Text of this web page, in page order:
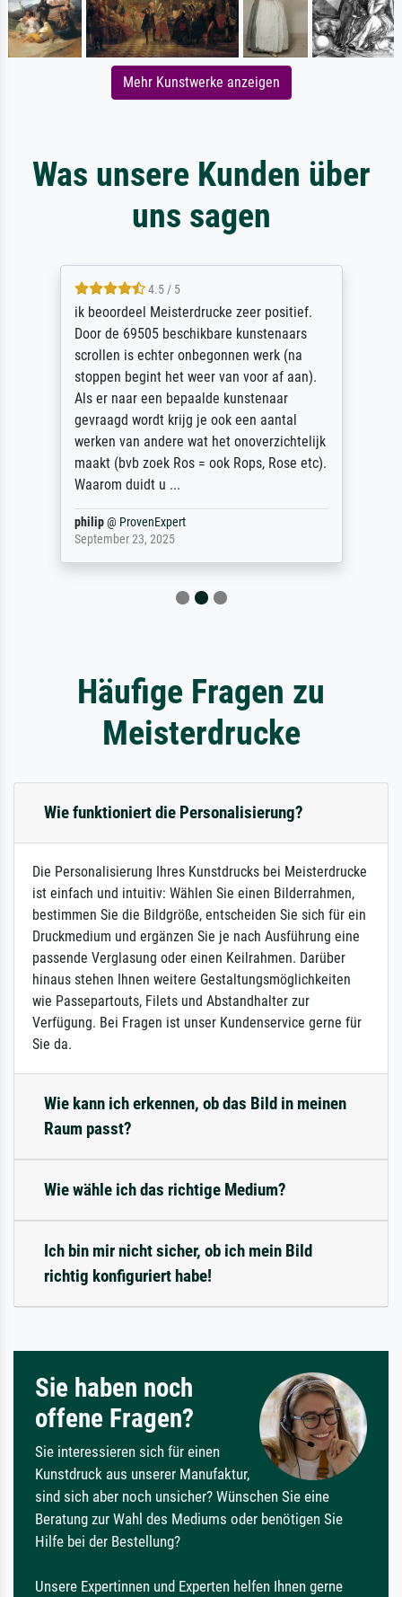
Mehr Kunstwerke anzeigen
Was unsere Kunden über
uns sagen
4.5 / 5
ik beoordeel Meisterdrucke zeer positief.
Door de 69505 beschikbare kunstenaars
scrollen is echter onbegonnen werk (na
stoppen begint het weer van voor af aan).
Als er naar een bepaalde kunstenaar
gevraagd wordt krijg je ook een aantal
werken van andere wat het onoverzichtelijk
maakt (bvb zoek Ros = ook Rops, Rose etc).
Waarom duidt u ...
philip@ ProvenExpert
September 23, 2025
Häufige Fragen zu
Meisterdrucke
Wie funktioniert die Personalisierung?
Die Personalisierung Ihres Kunstdrucks bei Meisterdrucke
ist einfach und intuitiv: Wählen Sie einen Bilderrahmen,
bestimmen Sie die Bildgröße, entscheiden Sie sich für ein
Druckmedium und ergänzen Sie je nach Ausführung eine
passende Verglasung oder einen Keilrahmen. Darüber
hinaus stehen Ihnen weitere Gestaltungsmöglichkeiten
wie Passepartouts, Filets und Abstandhalter zur
Verfügung. Bei Fragen ist unser Kundenservice gerne für
Sie da.
Wie kann ich erkennen, ob das Bild in meinen
Raum passt?
Wie wähle ich das richtige Medium?
Ich bin mir nicht sicher, ob ich mein Bild
richtig konfiguriert habe!
Sie haben noch
offene Fragen?
Sie interessieren sich für einen
Kunstdruck aus unserer Manufaktur,
sind sich aber noch unsicher? Wünschen Sie eine
Beratung zur Wahl des Mediums oder benötigen Sie
Hilfe bei der Bestellung?
Unsere Expertinnen und Experten helfen Ihnen gerne